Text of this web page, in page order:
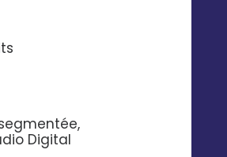
Digital
en savoir plus sur nos connecteurs,
contactez-nous